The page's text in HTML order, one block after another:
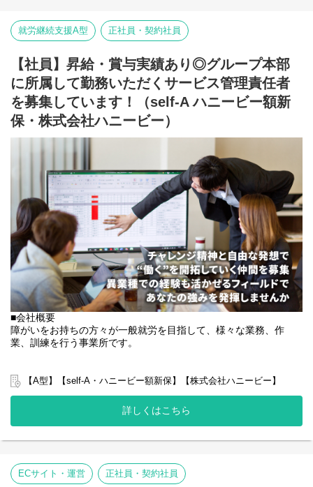
き!!」「晴れた日には自然を身体いっぱい感じて過ごしたい!!」そ
んな想いから、スタートしました。
願っています。
ーこども体験広場の想いー
こども体験広場は「こどもたちの最高の楽しい！を第一に」
という願いをモットーに、好奇心あふれる体験を発信し続けま
す！
実際の活動の様子はこちら
https://www.instagram.com/kodomo_taikenhiroba
ーーーーーーーーーーーーーーーーーーーーーーーーーーーーー
■業務内容
・イベント企画: 子供たちや保護者のニーズをヒアリングし、魅力
的なイベントを企画します。
・運営: イベント当日、子どもたちと安全に楽しく過ごせるよう、
運営します。
・振り返り: イベント後の振り返りを行い、次回の改善点を見つけ
るなど、子どもや保護者にまた遊びたいと思ってもらえるイベン
トを目指します。
・広報: SNSやホームページなどで、イベントの様子やおトク情報
を発信します。
この活動の広報がやりたいな！企画ができるな！などございます
◾️具体的な業務について
・どんな学びや体験の機会を子どもや保護者に提供するかイベン
用、予約の有無、参加人数、学びのポイントなどの参加募集内容
の決定
就労継続支援A型 正社員・契約社員
【社員】昇給・賞与実績あり◎グループ本部
に所属して勤務いただくサービス管理責任者
を募集しています！（self-A ハニービー額新
保・株式会社ハニービー）
■会社概要
障がいをお持ちの方々が一般就労を目指して、様々な業務、作
業、訓練を行う事業所です。
せて頂いております。
【就労継続支援A型事業所】
⇒障がい者の方々と雇用契約を結んで業務を行って頂きながら一
般就労を目指すサービス。
【就労継続支援B型事業所】
⇒障がい者の方々とは非雇用型で内職などの作業を中心にA型や一
【共同生活援助（障がい者グループホーム）】
⇒将来の自立した生活や就労を見据え、生活する力や困難を解決
【A型】【self-A・ハニービー額新保】【株式会社ハニービー】
詳しくはこちら
ECサイト・運営 正社員・契約社員